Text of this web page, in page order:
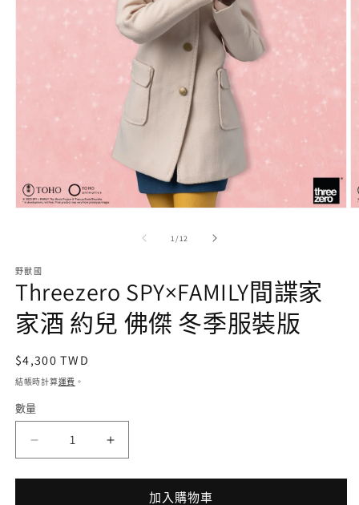
窗
啟
多
媒
體
檔
1
1//12
野獸國
Threezero SPY×FAMILY間諜家
家酒 約兒 佛傑 冬季服裝版
定
價
$4,300 TWD
結帳時計算運費 。
數量
Threezero
SPY×FAMILY
Threezero
SPY×FAMILY
加入購物車